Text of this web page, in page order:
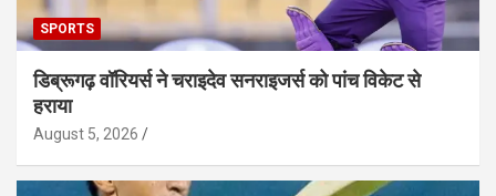
SPORTS
डिब्रूगढ़ वॉरियर्स ने चराइदेव सनराइजर्स को पांच विकेट से
हराया
August 5, 2026